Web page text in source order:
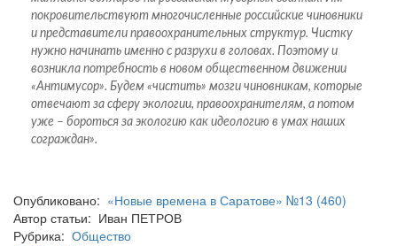
покровительствуют многочисленные российские чиновники
и представители правоохранительных структур. Чистку
нужно начинать именно с разрухи в головах. Поэтому и
возникла потребность в новом общественном движении
«Антимусор». Будем «чистить» мозги чиновникам, которые
отвечают за сферу экологии, правоохранителям, а потом
уже – бороться за экологию как идеологию в умах наших
сограждан».
Опубликовано: «Новые времена в Саратове» №13 (460)
Автор статьи: Иван ПЕТРОВ
Рубрика: Общество